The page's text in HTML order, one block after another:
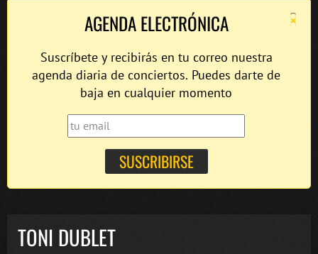
×
AGENDA ELECTRÓNICA
Suscríbete y recibirás en tu correo nuestra
agenda diaria de conciertos. Puedes darte de
baja en cualquier momento
TONI DUBLET